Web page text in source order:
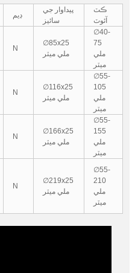
ڊيم
پيداوار جي
سائيز
ڪٽ
آئوٽ
N
∅85x25
ملي ميٽر
∅40-
75
ملي
ميٽر
N
∅116x25
ملي ميٽر
∅55-
105
ملي
ميٽر
N
∅166x25
ملي ميٽر
∅55-
155
ملي
ميٽر
N
∅219x25
ملي ميٽر
∅55-
210
ملي
ميٽر